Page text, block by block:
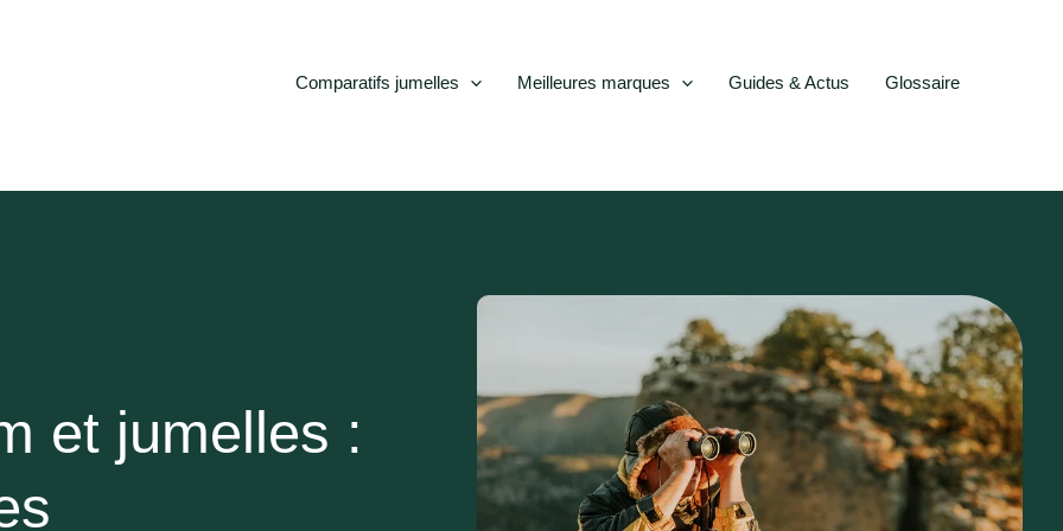
Comparatifs jumelles Meilleures marques Guides & Actus Glossaire
et jumelles :